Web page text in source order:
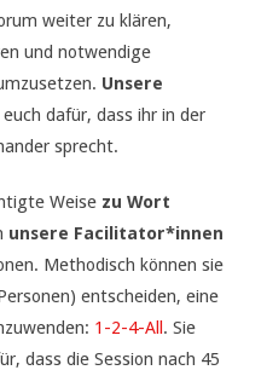
weiter zu klären,
und notwendige
Unsere
dafür, dass ihr in der
sprecht.
Weise zu Wort
unsere Facilitator*innen
Methodisch können sie
entscheiden, eine
1-2-4-All. Sie
dass die Session nach 45